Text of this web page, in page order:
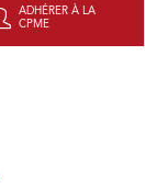
ADHÉRER À LA
CPME